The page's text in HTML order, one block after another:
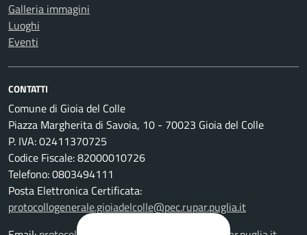
Galleria immagini
Luoghi
Eventi
CONTATTI
Comune di Gioia del Colle
Piazza Margherita di Savoia, 10 - 70023 Gioia del Colle
P. IVA: 02411370725
Codice Fiscale: 82000010726
Telefono: 0803494111
Posta Elettronica Certificata:
protocollogenerale.gioiadelcolle@pec.rupar.puglia.it